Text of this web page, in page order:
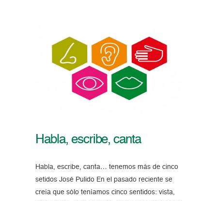
Habla, escribe, canta
Habla, escribe, canta… tenemos más de cinco
setidos José Pulido En el pasado reciente se
creía que sólo teníamos cinco sentidos: vista,